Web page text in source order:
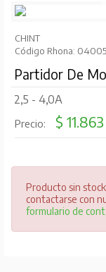
CHINT
Código Rhona:
Partidor De
2,5 - 4,0A
Precio: $ 11.863
Producto sin
contactarse con
formulario de